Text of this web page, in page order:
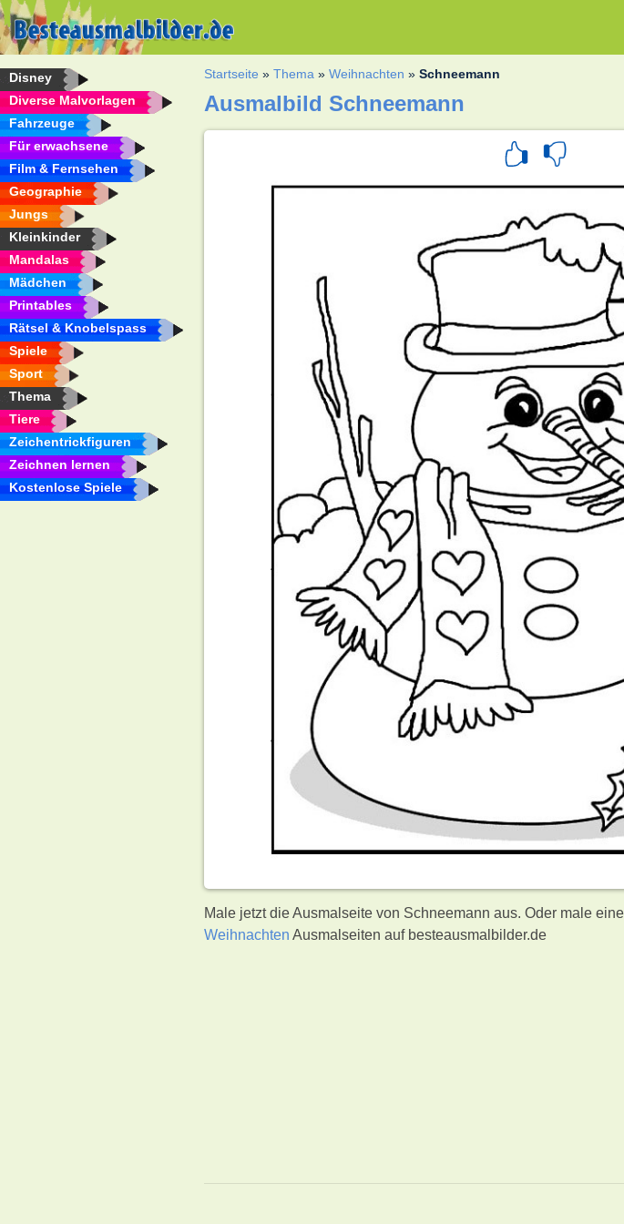
Disney
Diverse Malvorlagen
Fahrzeuge
Für erwachsene
Film & Fernsehen
Geographie
Jungs
Kleinkinder
Mandalas
Mädchen
Printables
Rätsel & Knobelspass
Spiele
Sport
Thema
Tiere
Zeichentrickfiguren
Zeichnen lernen
Kostenlose Spiele
Startseite »Thema »Weihnachten »Schneemann
Ausmalbild Schneemann
Male jetzt die Ausmalseite von Schneemann aus. Oder male
Weihnachten Ausmalseiten auf besteausmalbilder.de